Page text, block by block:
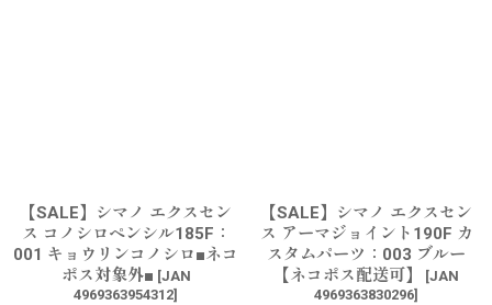
【SALE】シマノ エクスセン
ス コノシロペンシル185F：
001 キョウリンコノシロ■ネコ
ポス対象外■ [JAN
4969363954312]
【SALE】シマノ エクスセン
ス アーマジョイント190F カ
スタムパーツ：003 ブルー
【ネコポス配送可】
[JAN
4969363830296]